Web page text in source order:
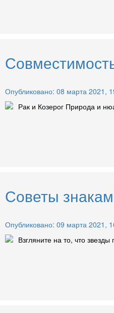
Опубликовано: 08 марта 2021,
Рак и Козерог Природа и
Советы
Опубликовано: 09 марта 2021,
Взгляните на то, что